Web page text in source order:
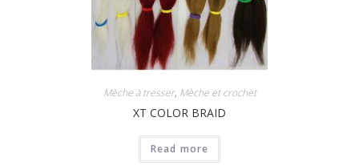
Mèche à tresser, Mèche et crochet
XT COLOR BRAID
Read more